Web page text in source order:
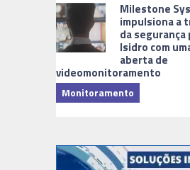
Milestone
impulsiona a
da segurança
Isidro com
aberta de
videomonitoramento
Monitoramento